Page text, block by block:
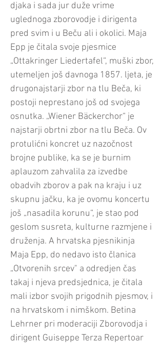
djaka i sada jur duže vrime
uglednoga zborovodje i dirigenta
pred svim i u Beču ali i okolici. Maja
Epp je čitala svoje pjesmice
„Ottakringer Liedertafel“, muški zbor,
utemeljen još davnoga 1857. ljeta, je
drugonajstarji zbor na tlu Beča, ki
postoji neprestano još od svojega
osnutka. „Wiener Bäckerchor“ je
najstarji obrtni zbor na tlu Beča. Ov
protulićni koncret uz nazočnost
brojne publike, ka se je burnim
aplauzom zahvalila za izvedbe
obadvih zborov a pak na kraju i uz
skupnu jačku, ka je ovomu koncertu
još „nasadila korunu“, je stao pod
geslom susreta, kulturne razmjene i
druženja. A hrvatska pjesnikinja
Maja Epp, do nedavo isto članica
„Otvorenih srcev" a odredjen čas
takaj i njeva predsjednica, je čitala
mali izbor svojih prigodnih pjesmov, i
na hrvatskom i nimškom. Betina
Lehrner pri moderaciji Zborovodja i
dirigent Guiseppe Terza Repertoar